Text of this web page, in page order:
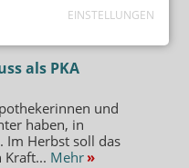
EINSTELLUNGEN
als PKA
und
haben, in
Im Herbst soll das
Kraft... Mehr »